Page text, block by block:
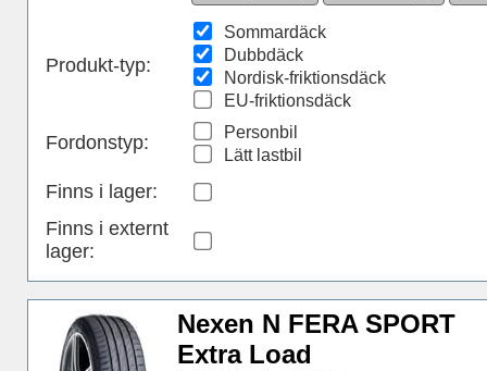
Produkt-typ:
Sommardäck
Dubbdäck
Nordisk-friktionsdäck
EU-friktionsdäck
Fordonstyp:
Personbil
Lätt lastbil
Finns i lager:
Finns i externt
lager:
Nexen N FERA SPORT
Extra Load